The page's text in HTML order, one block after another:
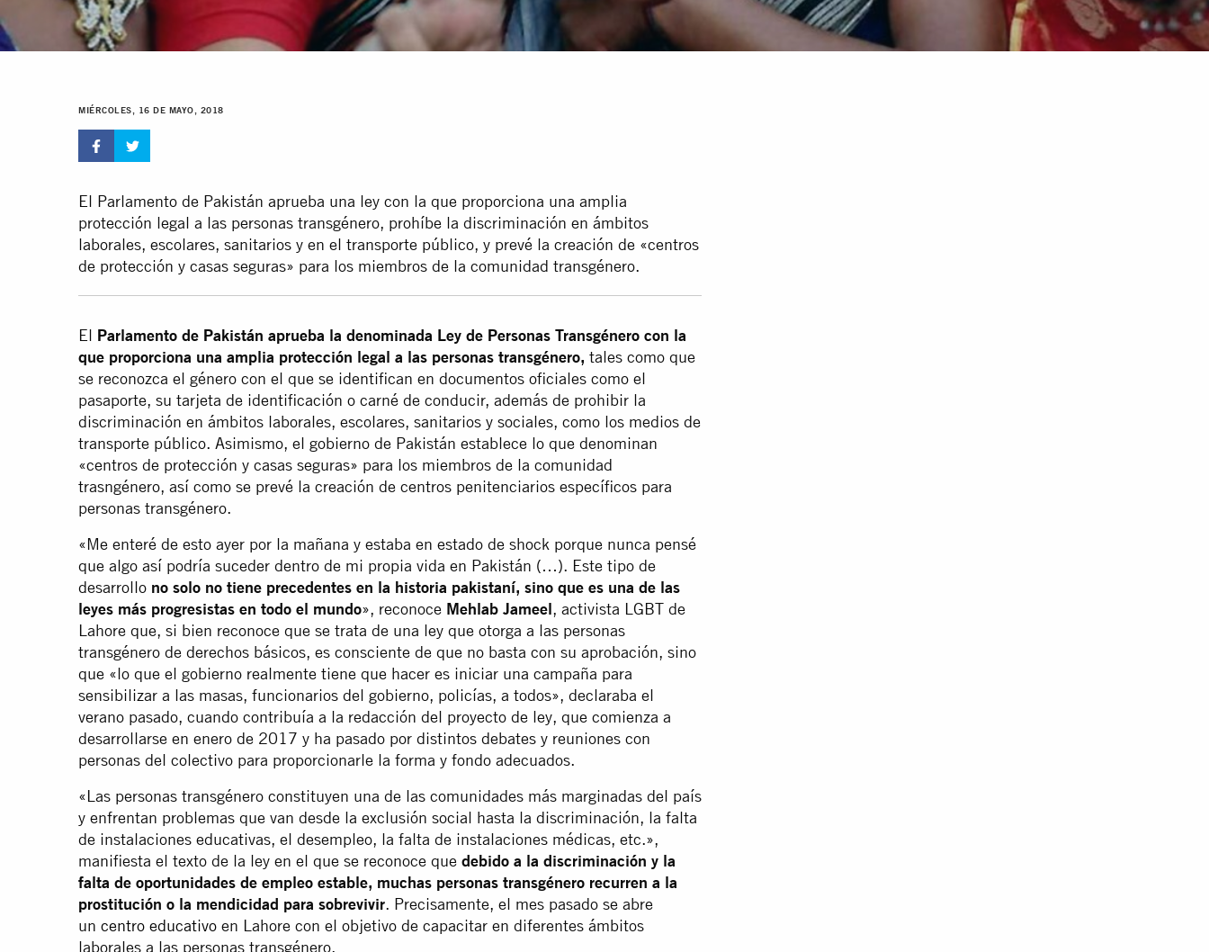
MIÉRCOLES, 16 DE MAYO, 2018
El Parlamento de Pakistán aprueba una ley con la que proporciona una amplia
protección legal a las personas transgénero, prohíbe la discriminación en ámbitos
laborales, escolares, sanitarios y en el transporte público, y prevé la creación de «centros
de protección y casas seguras» para los miembros de la comunidad transgénero.
El Parlamento de Pakistán aprueba la denominada Ley de Personas Transgénero con la
que proporciona una amplia protección legal a las personas transgénero, tales como que
se reconozca el género con el que se identifican en documentos oficiales como el
pasaporte, su tarjeta de identificación o carné de conducir, además de prohibir la
discriminación en ámbitos laborales, escolares, sanitarios y sociales, como los medios de
transporte público. Asimismo, el gobierno de Pakistán establece lo que denominan
«centros de protección y casas seguras» para los miembros de la comunidad
trasngénero, así como se prevé la creación de centros penitenciarios específicos para
personas transgénero.
«Me enteré de esto ayer por la mañana y estaba en estado de shock porque nunca pensé
que algo así podría suceder dentro de mi propia vida en Pakistán (…). Este tipo de
desarrollo no solo no tiene precedentes en la historia pakistaní, sino que es una de las
leyes más progresistas en todo el mundo», reconoce Mehlab Jameel, activista LGBT de
Lahore que, si bien reconoce que se trata de una ley que otorga a las personas
transgénero de derechos básicos, es consciente de que no basta con su aprobación, sino
que «lo que el gobierno realmente tiene que hacer es iniciar una campaña para
sensibilizar a las masas, funcionarios del gobierno, policías, a todos», declaraba el
verano pasado, cuando contribuía a la redacción del proyecto de ley, que comienza a
desarrollarse en enero de 2017 y ha pasado por distintos debates y reuniones con
personas del colectivo para proporcionarle la forma y fondo adecuados.
«Las personas transgénero constituyen una de las comunidades más marginadas del país
y enfrentan problemas que van desde la exclusión social hasta la discriminación, la falta
de instalaciones educativas, el desempleo, la falta de instalaciones médicas, etc.»,
manifiesta el texto de la ley en el que se reconoce que debido a la discriminación y la
falta de oportunidades de empleo estable, muchas personas transgénero recurren a la
prostitución o la mendicidad para sobrevivir. Precisamente, el mes pasado se abre
un centro educativo en Lahore con el objetivo de capacitar en diferentes ámbitos
laborales a las personas transgénero.